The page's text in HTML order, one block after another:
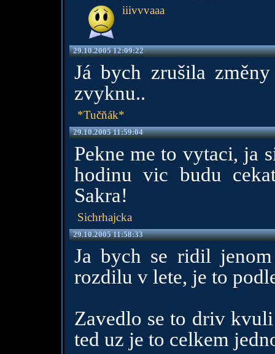
iiivvvaaa
29.10.2005 12:09:22
Já bych zrušila
zvyknu..
*Tučňák*
29.10.2005 11:59:04
Pekne me to vytaci, ja
hodinu vic budu
Sakra!
Sichrhajcka
29.10.2005 11:58:33
Ja bych se ridil
rozdilu v lete, je to
Zavedlo se to driv
ted uz je to celkem